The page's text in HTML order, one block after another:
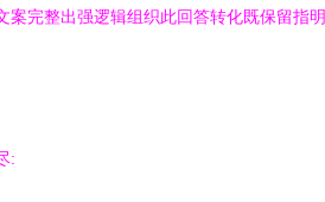
完整出强逻辑组织此回答转化既保留指
: